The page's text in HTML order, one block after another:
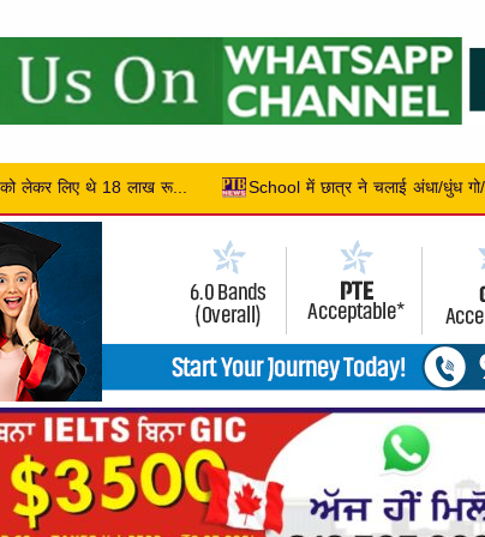
चलाई अंधा/धुंध गो/लियां, टीचर सहित 2 की हुई मौत, 10 बच्चे हुए लहूलु/हान